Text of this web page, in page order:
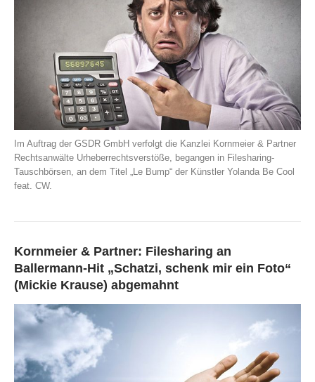
Im Auftrag der GSDR GmbH verfolgt die Kanzlei Kornmeier & Partner
Rechtsanwälte Urheberrechtsverstöße, begangen in Filesharing-
Tauschbörsen, an dem Titel „Le Bump“ der Künstler Yolanda Be Cool
feat. CW.
Kornmeier & Partner: Filesharing an
Ballermann-Hit „Schatzi, schenk mir ein Foto“
(Mickie Krause) abgemahnt